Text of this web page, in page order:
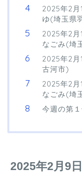
2025年2
ゆ(埼玉県
2025年2
なごみ(埼
2025年2
古河市)
2025年2
なごみ(埼
今週の第
2025年2月9